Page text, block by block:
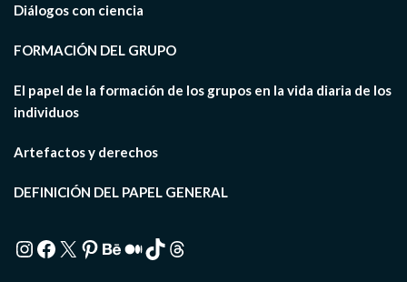
Diálogos con ciencia
FORMACIÓN DEL GRUPO
El papel de la formación de los grupos en la vida diaria de los
individuos
Artefactos y derechos
DEFINICIÓN DEL PAPEL GENERAL
Instagram
Facebook
X Pinterest
Behance
Medium
TikTokThreads